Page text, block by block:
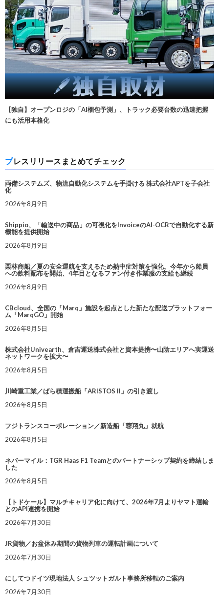
【独自】オープンロジの「AI梱包予測」、トラック必要台数の迅速把握
にも活用本格化
プレスリリースまとめてチェック
両備システムズ、物流自動化システムを手掛ける 株式会社APTを子会社
化
2026年8月9日
Shippio、「輸送中の商品」の可視化をInvoiceのAI-OCRで自動化する新
機能を提供開始
2026年8月9日
栗林商船／夏の安全運航を支えるため熱中症対策を強化。今年から船員
への飲料配布を開始、4年目となるファン付き作業服の支給も継続
2026年8月9日
CBcloud、全国の「Marq」施設を起点とした新たな配送プラットフォー
ム「MarqGO」開始
2026年8月5日
株式会社Univearth、倉吉運送株式会社と資本提携〜山陰エリアへ実運送
ネットワークを拡大〜
2026年8月5日
川崎重工業／ばら積運搬船「ARISTOS II」の引き渡し
2026年8月5日
フジトランスコーポレーション／新造船「蓉翔丸」就航
2026年8月5日
ネバーマイル：TGR Haas F1 Teamとのパートナーシップ契約を締結しま
した
2026年8月5日
【トドケール】マルチキャリア化に向けて、2026年7月よりヤマト運輸
とのAPI連携を開始
2026年7月30日
JR貨物／お盆休み期間の貨物列車の運転計画について
2026年7月30日
にしてつドイツ現地法人 シュツットガルト事務所移転のご案内
2026年7月30日